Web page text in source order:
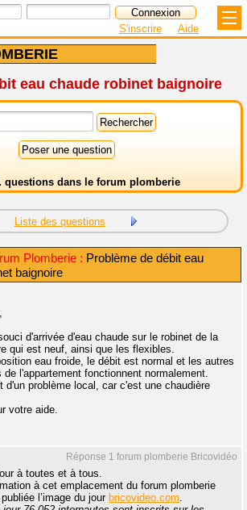
S'inscrire Aide
eau chaude robinet baignoire
questions dans le forum plomberie
Liste des questions
Plomberie : Problème de débit eau
baignoire
d'arrivée d'eau chaude sur le robinet de la
qui est neuf, ainsi que les flexibles.
eau froide, le débit est normal et les autres
de l'appartement fonctionnent normalement.
d'un problème local, car c'est une chaudière
votre aide.
Réponse 1 forum plomberie Bricovidéo
à toutes et à tous.
à cet emplacement du forum plomberie
l’image du jour bricovideo.com.